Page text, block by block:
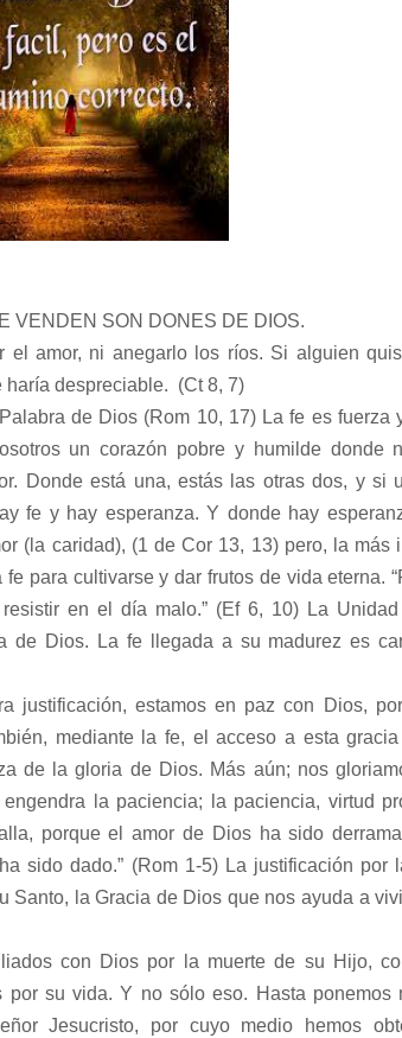
VENDEN SON DONES DE DIOS.
el amor, ni anegarlo los ríos. Si alguien
haría despreciable. (Ct 8, 7)
de Dios (Rom 10, 17) La fe es fuerza
un corazón pobre y humilde donde
Donde está una, estás las otras dos, y si
fe y hay esperanza. Y donde hay
(la caridad), (1 de Cor 13, 13) pero, la más
para cultivarse y dar frutos de vida eterna.
en el día malo.” (Ef 6, 10) La
de Dios. La fe llegada a su madurez es
justificación, estamos en paz con Dios,
mediante la fe, el acceso a esta
de la gloria de Dios. Más aún; nos
la paciencia; la paciencia, virtud
porque el amor de Dios ha sido
sido dado.” (Rom 1-5) La justificación por
Santo, la Gracia de Dios que nos ayuda a
con Dios por la muerte de su Hijo,
por su vida. Y no sólo eso. Hasta ponemos
Jesucristo, por cuyo medio hemos